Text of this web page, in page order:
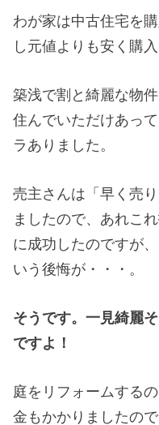
わが家は中古住宅を
し元値よりも安く購
築浅で割と綺麗な物
住んでいただけあっ
ラありました。
売主さんは「早く売
ましたので、あれこ
に成功したのですが
いう後悔が・・・。
そうです。一見綺麗
ですよ！
庭をリフォームする
金もかかりましたの